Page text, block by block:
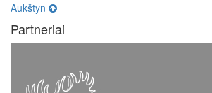
Aukštyn
Partneriai